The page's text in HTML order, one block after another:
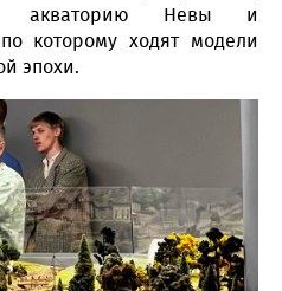
акваторию Невы и
которому ходят модели
эпохи.